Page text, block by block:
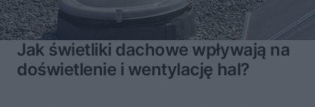
Jak świetliki dachowe wpływają na
doświetlenie i wentylację hal?